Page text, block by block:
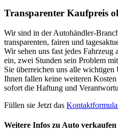
Transparenter Kaufpreis
Wir sind in der Autohändler-
transparenten, fairen und
Wir sehen uns fast jedes
ein, zwei Stunden sein Problem
Sie überreichen uns alle
Ihnen fallen keine weiteren
sofort die Haftung und
Füllen sie Jetzt das
Weitere Infos zu Auto verkaufen